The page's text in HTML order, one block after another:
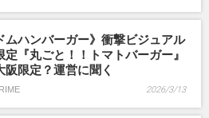
ムハンバーガー》衝撃ビジュアル
定『丸ごと！！トマトバーガー』
阪限定？運営に聞く
2026/3/13